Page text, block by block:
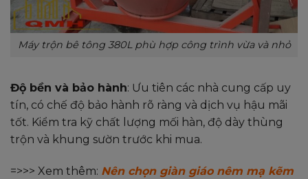
Máy trộn bê tông 380L phù hợp công trình vừa và nhỏ
Độ bền và bảo hành: Ưu tiên các nhà cung cấp uy
tín, có chế độ bảo hành rõ ràng và dịch vụ hậu mãi
tốt. Kiểm tra kỹ chất lượng mối hàn, độ dày thùng
trộn và khung sườn trước khi mua.
=>>> Xem thêm: Nên chọn giàn giáo nêm mạ kẽm